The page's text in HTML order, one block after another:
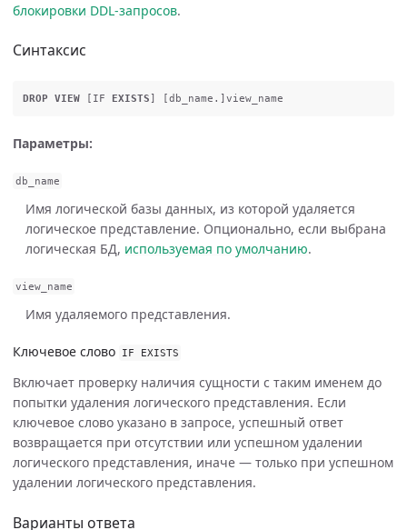
блокировки DDL-запросов.
Синтаксис
DROP VIEW [ IF EXISTS ] [db_name .] view_name
Параметры:
db_name
Имя логической базы данных, из которой удаляется
логическое представление. Опционально, если выбрана
логическая БД, используемая по умолчанию.
view_name
Имя удаляемого представления.
Ключевое слово IF EXISTS
Включает проверку наличия сущности с таким именем до
попытки удаления логического представления. Если
ключевое слово указано в запросе, успешный ответ
возвращается при отсутствии или успешном удалении
логического представления, иначе — только при успешном
удалении логического представления.
Варианты ответа